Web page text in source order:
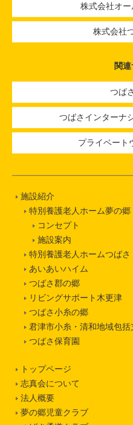
株式会社オー
株式会社
関
つば
つばさインターナ
プライベート
施設紹介
特別養護老人ホーム夢の郷
コンセプト
施設案内
特別養護老人ホームつばさ
あいあいハイム
つばさ郡の郷
リビングサポート木更津
つばさ小糸の郷
君津市小糸・清和地域包括
つばさ保育園
トップページ
志真会について
法人概要
夢の郷児童クラブ